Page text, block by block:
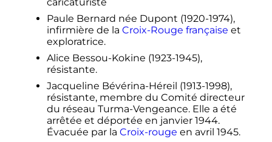
Paule Bernard née Dupont (1920-1974),
infirmière de la Croix-Rouge française et
exploratrice.
Alice Bessou-Kokine (1923-1945),
résistante.
Jacqueline Bévérina-Héreil (1913-1998),
résistante, membre du Comité directeur
du réseau Turma-Vengeance. Elle a été
arrêtée et déportée en janvier 1944.
Évacuée par la Croix-rouge en avril 1945.